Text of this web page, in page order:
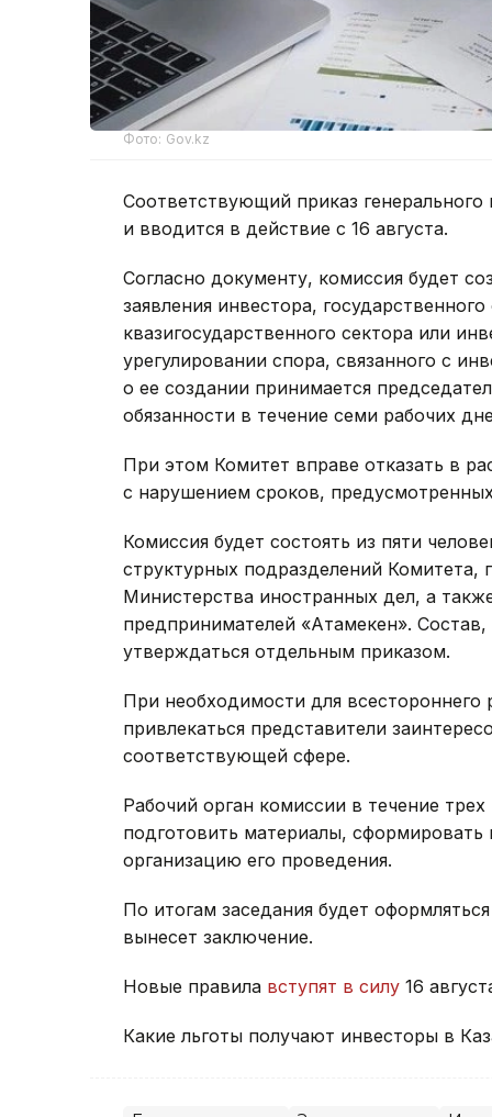
Фото: Gov.kz
Соответствующий приказ
и вводится в действие с 16 августа.
Согласно документу, комиссия будет
заявления инвестора,
квазигосударственного сектора или
урегулировании спора, связанного с
о ее создании принимается
обязанности в течение семи рабочих
При этом Комитет вправе отказать в
с нарушением сроков,
Комиссия будет состоять из пяти
структурных подразделений Комитета,
Министерства иностранных дел, а
предпринимателей «Атамекен».
утверждаться отдельным приказом.
При необходимости для
привлекаться представители
соответствующей сфере.
Рабочий орган комиссии в течение
подготовить материалы, сформировать
организацию его проведения.
По итогам заседания будет
вынесет заключение.
Новые правила вступят в силу 16
Какие льготы получают инвесторы в